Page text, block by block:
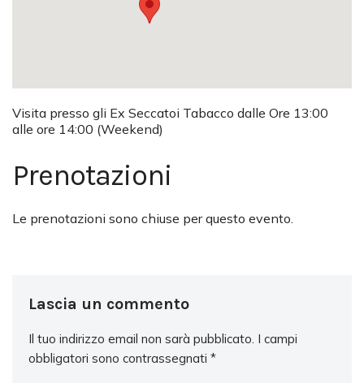
Visita presso gli Ex Seccatoi Tabacco dalle Ore 13:00
alle ore 14:00 (Weekend)
Prenotazioni
Le prenotazioni sono chiuse per questo evento.
Lascia un commento
Il tuo indirizzo email non sarà pubblicato. I campi
obbligatori sono contrassegnati *